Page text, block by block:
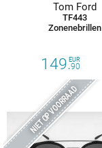
Tom Ford
TF443
Zonenebrillen
149.90
EUR
NIET OP VOORRAAD